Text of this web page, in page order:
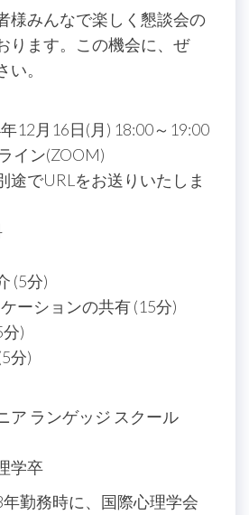
様みんなで楽しく懇談会の
ります。この機会に、ぜ
。
12月16日(月) 18:00～19:00
イン(ZOOM)
途でURLをお送りいたしま
(5分)
ーションの共有 (15分)
)
分)
ア ランゲッジ スクール
学卒
勤務時に、国際心理学会